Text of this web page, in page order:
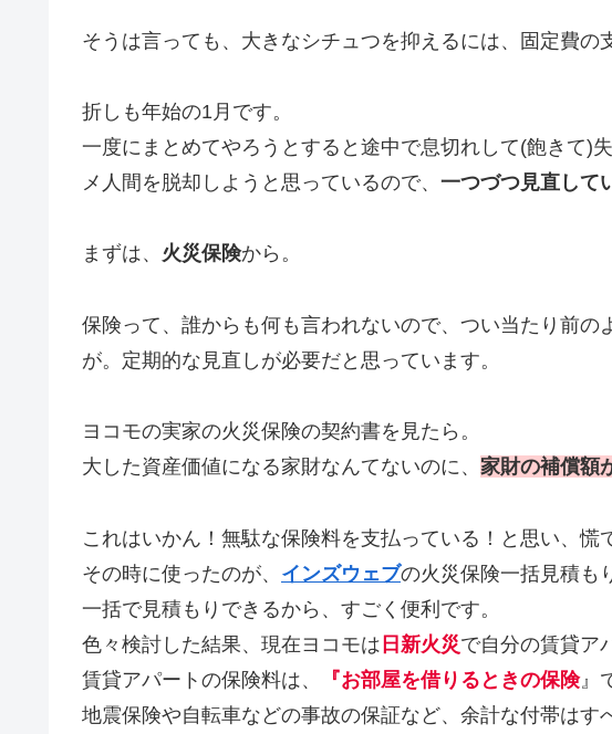
そうは言っても、大きなシチュつを抑えるには、固定費の
折しも年始の1月です。
一度にまとめてやろうとすると途中で息切れして(飽きて)
メ人間を脱却しようと思っているので、 一つづつ見直して
まずは、 火災保険から。
保険って、誰からも何も言われないので、つい当たり前の
が。定期的な見直しが必要だと思っています。
ヨコモの実家の火災保険の契約書を見たら。
大した資産価値になる家財なんてないのに、 家財の補償額
これはいかん！無駄な保険料を支払っている！と思い、慌
その時に使ったのが、 インズウェブの火災保険一括見積も
一括で見積もりできるから、すごく便利です。
色々検討した結果、現在ヨコモは 日新火災で自分の賃貸ア
賃貸アパートの保険料は、
『お部屋を借りるときの保険』
地震保険や自転車などの事故の保証など、余計な付帯はす